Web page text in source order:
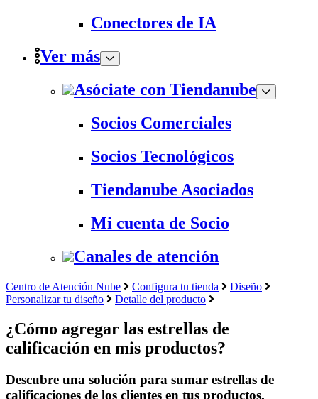
Conectores de IA
Ver más
Asóciate con Tiendanube
Socios Comerciales
Socios Tecnológicos
Tiendanube Asociados
Mi cuenta de Socio
Canales de atención
Centro de Atención Nube Configura tu tienda
Diseño
Personalizar tu diseño
Detalle del producto
¿Cómo agregar las estrellas de
calificación en mis productos?
Descubre una solución para sumar estrellas de
calificaciones de los clientes en tus productos.